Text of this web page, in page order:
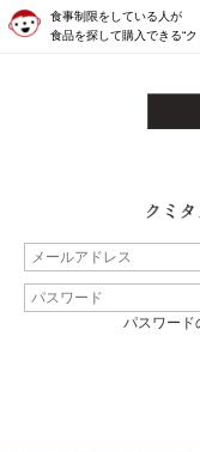
食事制限をしている人が
食品を探して購入できる“ク
パスワード